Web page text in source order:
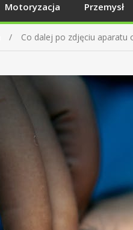
Motoryzacja Przemysł
Co dalej po zdjęciu aparatu